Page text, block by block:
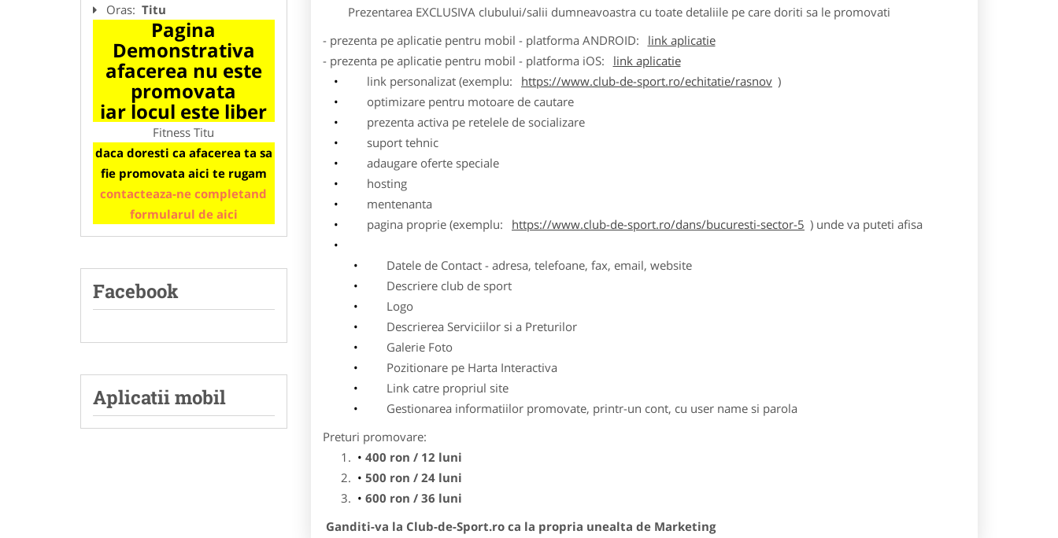
Oras: Titu
Pagina
Demonstrativa
afacerea nu este
promovata
iar locul este liber
Fitness Titu
daca doresti ca afacerea ta sa
fie promovata aici te rugam
contacteaza-ne completand
formularul de aici
Facebook
Aplicatii mobil
Prezentarea EXCLUSIVA clubului/salii dumneavoastra cu toate detaliile pe care doriti sa le promovati
- prezenta pe aplicatie pentru mobil - platforma ANDROID:
link aplicatie
- prezenta pe aplicatie pentru mobil - platforma iOS:
link aplicatie
link personalizat (exemplu:
https://www.club-de-sport.ro/echitatie/rasnov )
optimizare pentru motoare de cautare
prezenta activa pe retelele de socializare
suport tehnic
adaugare oferte speciale
hosting
mentenanta
pagina proprie (exemplu:
https://www.club-de-sport.ro/dans/bucuresti-sector-5 ) unde va puteti afisa
Datele de Contact - adresa, telefoane, fax, email, website
Descriere club de sport
Logo
Descrierea Serviciilor si a Preturilor
Galerie Foto
Pozitionare pe Harta Interactiva
Link catre propriul site
Gestionarea informatiilor promovate, printr-un cont, cu user name si parola
Preturi promovare:
400 ron / 12 luni
500 ron / 24 luni
600 ron / 36 luni
Ganditi-va la Club-de-Sport.ro ca la propria unealta de Marketing